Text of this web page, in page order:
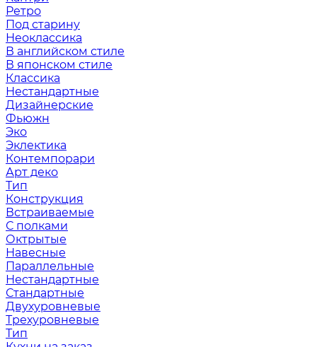
Ретро
Под старину
Неоклассика
В английском стиле
В японском стиле
Классика
Нестандартные
Дизайнерские
Фьюжн
Эко
Эклектика
Контемпорари
Арт деко
Тип
Конструкция
Встраиваемые
С полками
Октрытые
Навесные
Параллельные
Нестандартные
Стандартные
Двухуровневые
Трехуровневые
Тип